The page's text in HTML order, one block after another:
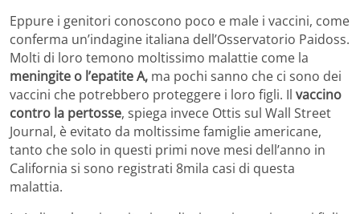
Eppure i genitori conoscono poco e male i vaccini, come
conferma un’indagine italiana dell’Osservatorio Paidoss.
Molti di loro temono moltissimo malattie come la
meningite o l’epatite A, ma pochi sanno che ci sono dei
vaccini che potrebbero proteggere i loro figli. Il vaccino
contro la pertosse, spiega invece Ottis sul Wall Street
Journal, è evitato da moltissime famiglie americane,
tanto che solo in questi primi nove mesi dell’anno in
California si sono registrati 8mila casi di questa
malattia.